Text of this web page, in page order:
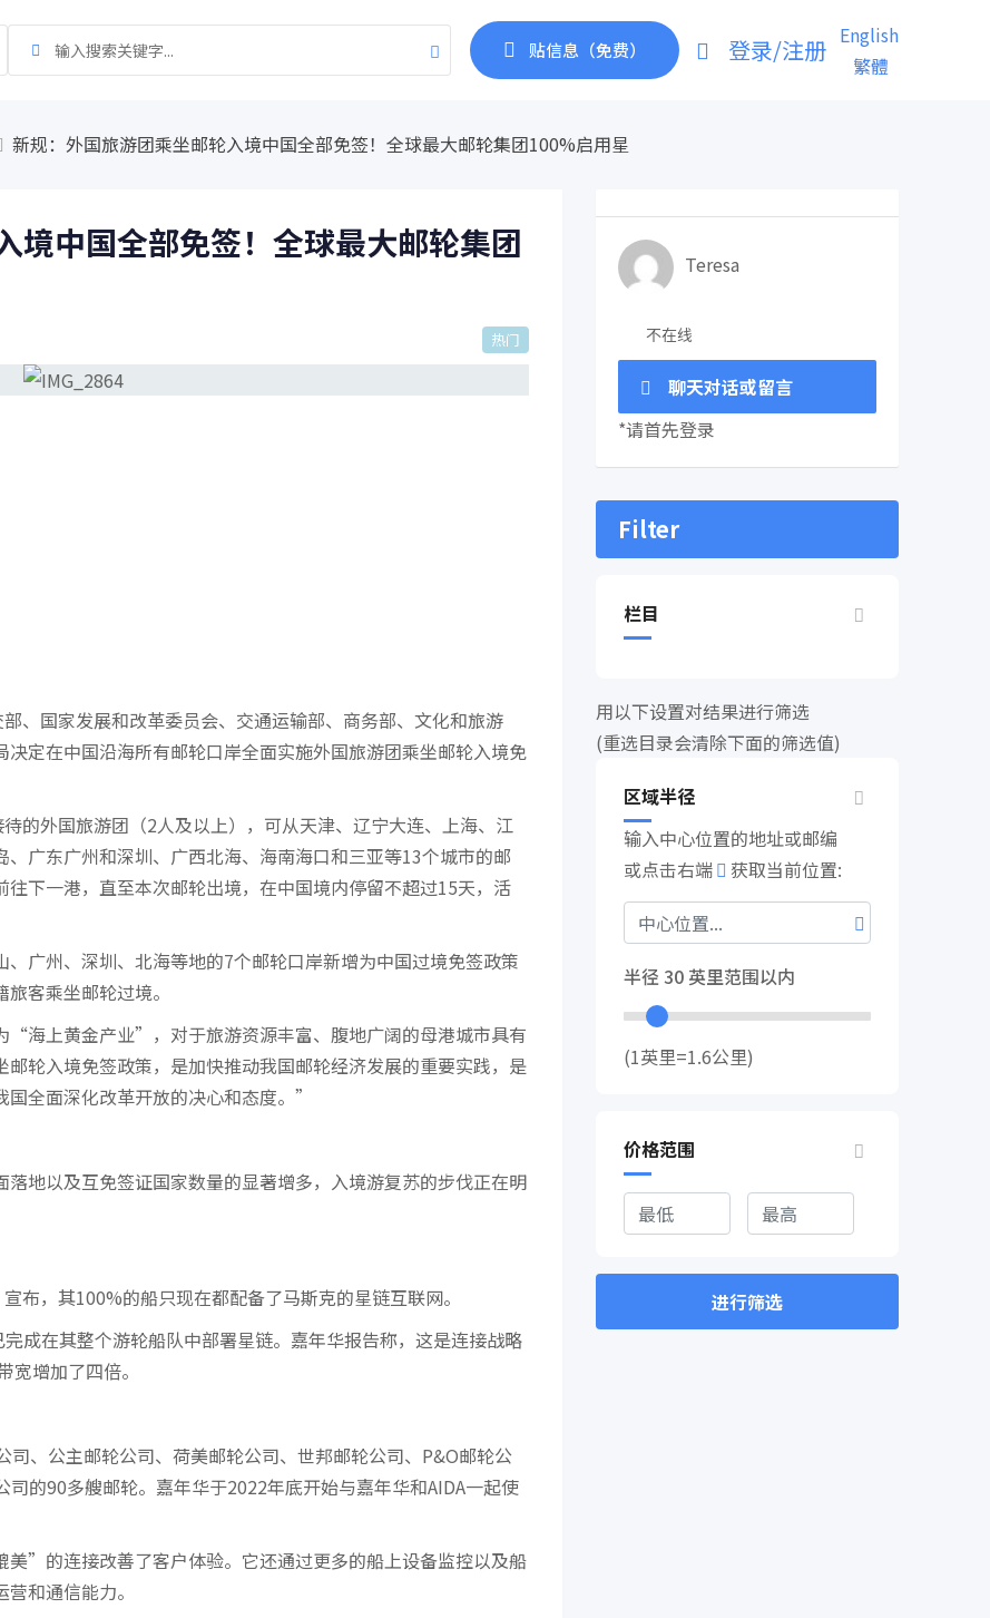
贴信息（免费） 登录/注册 English
繁體
新规：外国旅游团乘坐邮轮入境中国全部免签！全球最大邮轮集团100%启用星
境中国全部免签！全球最大邮轮集团
热门
、国家发展和改革委员会、交通运输部、商务部、文化和旅游
定在中国沿海所有邮轮口岸全面实施外国旅游团乘坐邮轮入境免
的外国旅游团（2人及以上），可从天津、辽宁大连、上海、江
广东广州和深圳、广西北海、海南海口和三亚等13个城市的邮
下一港，直至本次邮轮出境，在中国境内停留不超过15天，活
广州、深圳、北海等地的7个邮轮口岸新增为中国过境免签政策
客乘坐邮轮过境。
“海上黄金产业”，对于旅游资源丰富、腹地广阔的母港城市具有
轮入境免签政策，是加快推动我国邮轮经济发展的重要实践，是
全面深化改革开放的决心和态度。”
地以及互免签证国家数量的显著增多，入境游复苏的步伐正在明
，其100%的船只现在都配备了马斯克的星链互联网。
成在其整个游轮船队中部署星链。嘉年华报告称，这是连接战略
增加了四倍。
司、公主邮轮公司、荷美邮轮公司、世邦邮轮公司、P&O邮轮公
的90多艘邮轮。嘉年华于2022年底开始与嘉年华和AIDA一起使
”的连接改善了客户体验。它还通过更多的船上设备监控以及船
和通信能力。
Teresa
不在线
聊天对话或留言
*请首先登录
Filter
栏目
用以下设置对结果进行筛选
(重选目录会清除下面的筛选值)
区域半径
输入中心位置的地址或邮编
或点击右端
获取当前位置:
半径 30英里范围以内
(1英里=1.6公里)
价格范围
进行筛选